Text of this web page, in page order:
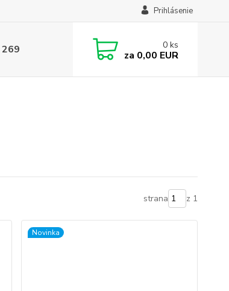
Prihlásenie
0 ks
za 0,00 EUR
strana z 1
Novinka